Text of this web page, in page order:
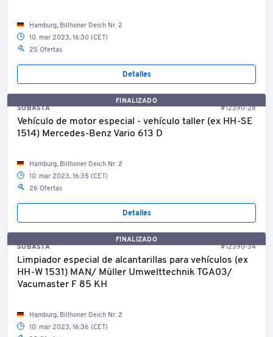
Hamburg, Billhoner Deich Nr. 2
10. mar 2023, 16:30 (CET)
25 Ofertas
Detalles
FINALIZADO
SUBASTA
#12390-28
Vehículo de motor especial - vehículo taller (ex HH-SE
1514) Mercedes-Benz Vario 613 D
Hamburg, Billhoner Deich Nr. 2
10. mar 2023, 16:35 (CET)
26 Ofertas
Detalles
FINALIZADO
SUBASTA
#12390-34
Limpiador especial de alcantarillas para vehículos (ex
HH-W 1531) MAN/ Müller Umwelttechnik TGA03/
Vacumaster F 85 KH
Hamburg, Billhoner Deich Nr. 2
10. mar 2023, 16:36 (CET)